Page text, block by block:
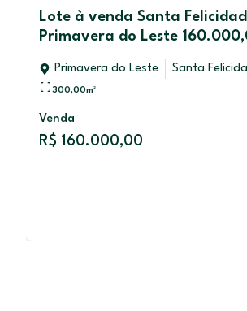
Lote à venda Santa
Primavera do Leste
Primavera do Leste Santa
300,00m²
Venda
R$ 160.000,00